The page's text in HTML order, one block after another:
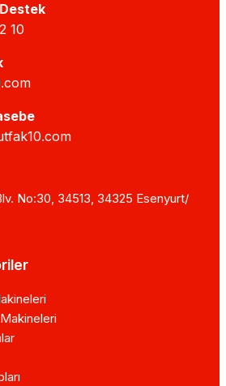
10
No:30, 34513, 34325 Esenyurt/